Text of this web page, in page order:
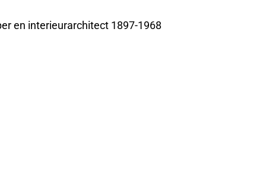
en interieurarchitect 1897-1968